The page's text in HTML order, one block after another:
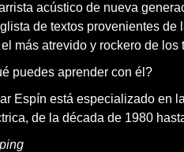
acústico de nueva
de textos provenientes de
más atrevido y rockero de los
puedes aprender con él?
Espín está especializado en
de la década de 1980